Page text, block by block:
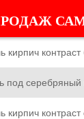
под